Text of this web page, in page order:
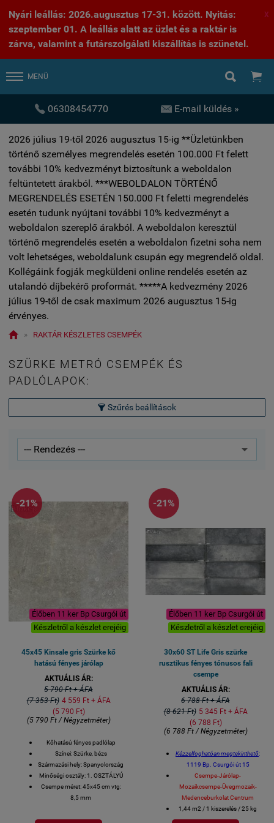
Nyári leállás: 2026.augusztus 17-31. között. Nyitás:
szeptember 01. A leállás alatt az üzlet és a raktár is
zárva, valamint a futárszolgálati kiszállítás is szünetel.
X
MENÜ  
 06308454770  E-mail küldés »
2026 július 19-től 2026 augusztus 15-ig **Üzletünkben
történő személyes megrendelés esetén 100.000 Ft felett
további 10% kedvezményt biztosítunk a weboldalon
feltüntetett árakból. ***WEBOLDALON TÖRTÉNŐ
MEGRENDELÉS ESETÉN 150.000 Ft feletti megrendelés
esetén tudunk nyújtani további 10% kedvezményt a
weboldalon szereplő árakból. A weboldalon keresztül
történő megrendelés esetén a weboldalon fizetni soha nem
volt lehetséges, weboldalunk csupán egy megrendelő oldal.
Kollégáink fogják megküldeni online rendelés esetén az
utalandó díjbekérő proformát. *****A kedvezmény 2026
július 19-től de csak maximum 2026 augusztus 15-ig
érvényes.
 » RAKTÁR KÉSZLETES CSEMPÉK
SZÜRKE METRÓ CSEMPÉK ÉS
PADLÓLAPOK:
 Szűrés beállítások
-21%
Élőben 11 ker Bp Csurgói út
Készletről a készlet erejéig
45x45 Kinsale gris Szürke kő
hatású fényes járólap
AKTUÁLIS ÁR:
5 790 Ft + ÁFA
(7 353 Ft) 4 559 Ft + ÁFA
(5 790 Ft)
(5 790 Ft / Négyzetméter)
Kőhatású fényes padlólap
Színei: Szürke, bézs
Származási hely: Spanyolország
Minőségi osztály: 1. OSZTÁLYÚ
Csempe méret: 45x45 cm vtg:
8,5 mm
8 lap
-21%
Élőben 11 ker Bp Csurgói út
Készletről a készlet erejéig
30x60 ST Life Gris szürke
rusztikus fényes tónusos fali
csempe
AKTUÁLIS ÁR:
6 788 Ft + ÁFA
(8 621 Ft) 5 345 Ft + ÁFA
(6 788 Ft)
(6 788 Ft / Négyzetméter)
Kézzelfoghatóan megtekinthető:
1119 Bp. Csurgói út 15
Csempe-Járólap-
Mozaikcsempe-Üvegmozaik-
Medenceburkolat Centrum
1,44 m2 / 1 kiszerelés / 25 kg
V4 - ERŐS TÓNUSOS CSEMPE